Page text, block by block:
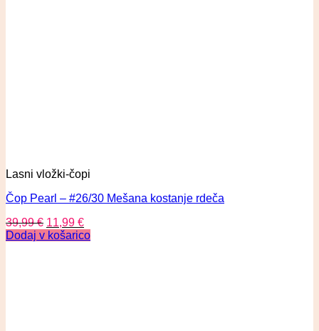
Lasni vložki-čopi
Čop Pearl – #26/30 Mešana kostanje rdeča
39,99€ 11,99 €
Dodaj v košarico